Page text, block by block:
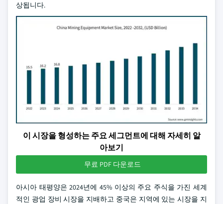
상됩니다.
이 시장을 형성하는 주요 세그먼트에 대해 자세히 알
아보기
무료 PDF 다운로드
아시아 태평양은 2024년에 45% 이상의 주요 주식을 가진 세계
적인 광업 장비 시장을 지배하고 중국은 지역에 있는 시장을 지